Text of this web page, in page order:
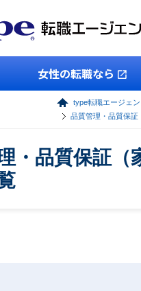
女性の転職なら
type転職エージェン
品質管理・品質保証
・品質保証（